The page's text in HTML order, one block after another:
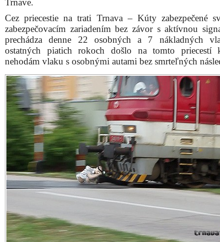
Trnave.
Cez priecestie na trati Trnava – Kúty zabezpečené
zabezpečovacím zariadením bez závor s aktívnou
prechádza denne 22 osobných a 7 nákladných
ostatných piatich rokoch došlo na tomto priecestí
nehodám vlaku s osobnými autami bez smrteľných